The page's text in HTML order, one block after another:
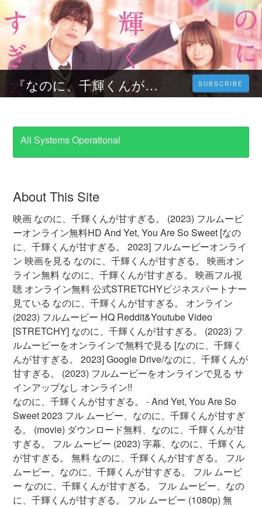
『なのに、千輝くんが甘すぎる。』 2023 フルムービーをオンラインで HD で見る1080p SUBSCRIBE
All Systems Operational
About This Site
映画 なのに、千輝くんが甘すぎる。 (2023) フルムービ
ーオンライン無料HD And Yet, You Are So Sweet [なの
に、千輝くんが甘すぎる。 2023] フルムービーオンライ
ン 映画を見る なのに、千輝くんが甘すぎる。 映画オン
ライン無料 なのに、千輝くんが甘すぎる。 映画フル視
聴 オンライン無料 公式STRETCHYビジネスパートナー
見ている なのに、千輝くんが甘すぎる。 オンライン
(2023) フルムービー HQ Reddit&Youtube Video
[STRETCHY] なのに、千輝くんが甘すぎる。 (2023) フ
ルムービーをオンラインで無料で見る [なのに、千輝く
んが甘すぎる。 2023] Google Drive/なのに、千輝くんが
甘すぎる。 (2023) フルムービーをオンラインで見る サ
インアップなし オンライン!!
なのに、千輝くんが甘すぎる。 - And Yet, You Are So
Sweet 2023 フル ムービー、なのに、千輝くんが甘すぎ
る。 (movie) ダウンロード無料、なのに、千輝くんが甘
すぎる。 フル ムービー (2023) 字幕、なのに、千輝くん
が甘すぎる。 無料 なのに、千輝くんが甘すぎる。 フル
ムービー、なのに、千輝くんが甘すぎる。 フル ムービ
ー なのに、千輝くんが甘すぎる。 フル ムービー、なの
に、千輝くんが甘すぎる。 フル ムービー (1080p) 無